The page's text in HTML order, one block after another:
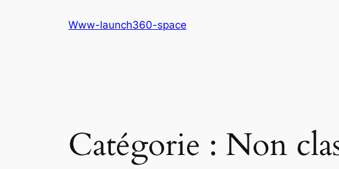
Www-launch360-space
Catégorie : Non